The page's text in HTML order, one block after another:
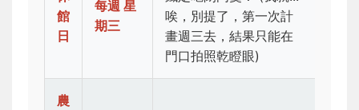
館
日
每週 星
期三
唉，別提了，第一次計
畫週三去，結果只能在
門口拍照乾瞪眼)
農